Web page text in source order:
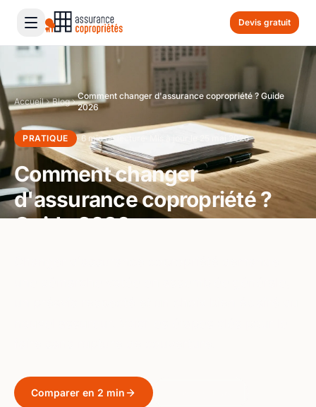
Devis gratuit
Accueil Blog
Comment changer d'assurance copropriété ? Guide
2026
PRATIQUE · 6 min de lecture · Mis à jour le 25 mai 2026
Comment changer
d'assurance copropriété ?
Guide 2026
Comparer en 2 min